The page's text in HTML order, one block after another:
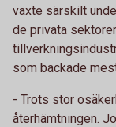
växte särskilt
de privata
som backade
- Trots stor
återhämtningen.